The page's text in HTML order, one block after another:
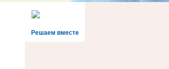
Решаем вместе